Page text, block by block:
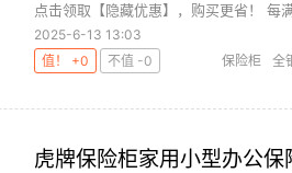
点击领取【隐藏优惠】，购买更省！ 每
2025-6-13 13:03
值！ +0
不值 -0 保险柜 全
虎牌保险柜家用小型办公